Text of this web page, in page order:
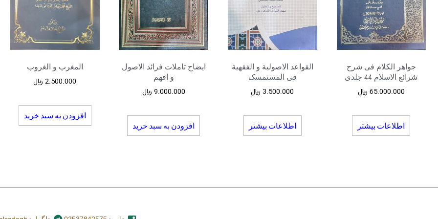
جواهر الکلام فی شرح
شرائع الاسلام 44 جلدی
65.000.000 ﷼
اطلاعات بیشتر
القواعد الاصولیة و الفقهیة
فی المستمسک
3.500.000 ﷼
اطلاعات بیشتر
ایضاح تاملات فرائد الاصول
و افهم
9.000.000 ﷼
افزودن به سبد خرید
المغرب و الغروب
2.500.000 ﷼
افزودن به سبد خرید